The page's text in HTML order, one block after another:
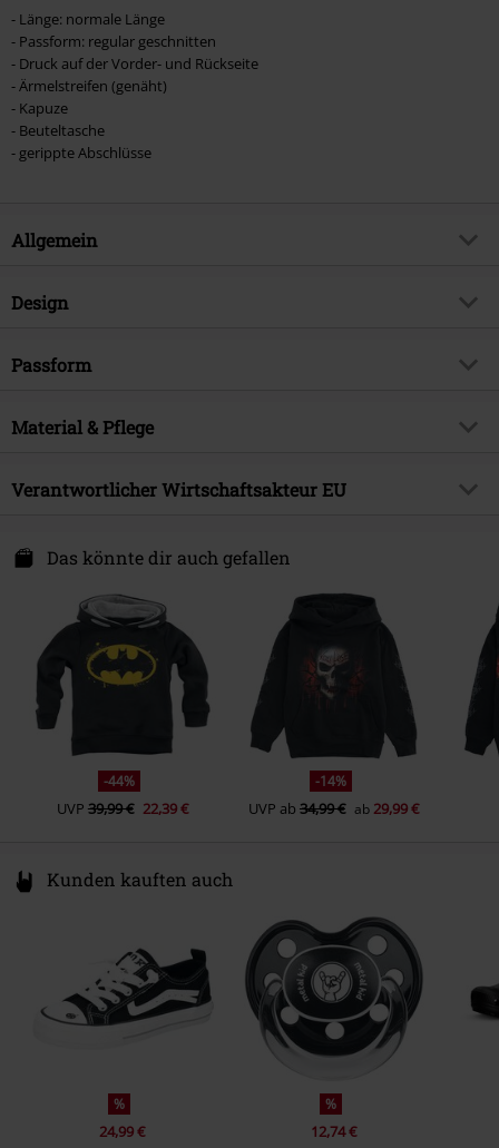
- Länge: normale Länge
- Passform: regular geschnitten
- Druck auf der Vorder- und Rückseite
- Ärmelstreifen (genäht)
- Kapuze
- Beuteltasche
- gerippte Abschlüsse
Allgemein
Artikelnummer:
Produktthema
Lizenz
Erscheinungsdatum
03.08.2022
Design
Produkt-Typ
Bedruckt
Farbe
schwarz
Passform
Länge (des Kleidungsstücks)
Material & Pflege
Obermaterial
100% Baumwolle
Verantwortlicher Wirtschaftsakteur EU
100 Ave Du Generale Lec. Batiment 1
www.cottondivision.com
Das könnte dir auch gefallen
-44%
UVP 39,99 € 22,39 €
-14%
UVP ab 34,99 € ab 29,99 €
Kunden kauften auch
%
24,99 €
%
12,74 €